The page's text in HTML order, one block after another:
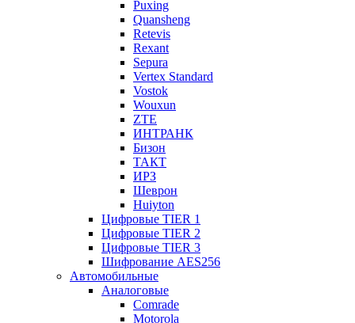
Puxing
Quansheng
Retevis
Rexant
Sepura
Vertex Standard
Vostok
Wouxun
ZTE
ИНТРАНК
Бизон
ТАКТ
ИРЗ
Шеврон
Huiyton
Цифровые TIER 1
Цифровые TIER 2
Цифровые TIER 3
Шифрование AES256
Автомобильные
Аналоговые
Comrade
Motorola